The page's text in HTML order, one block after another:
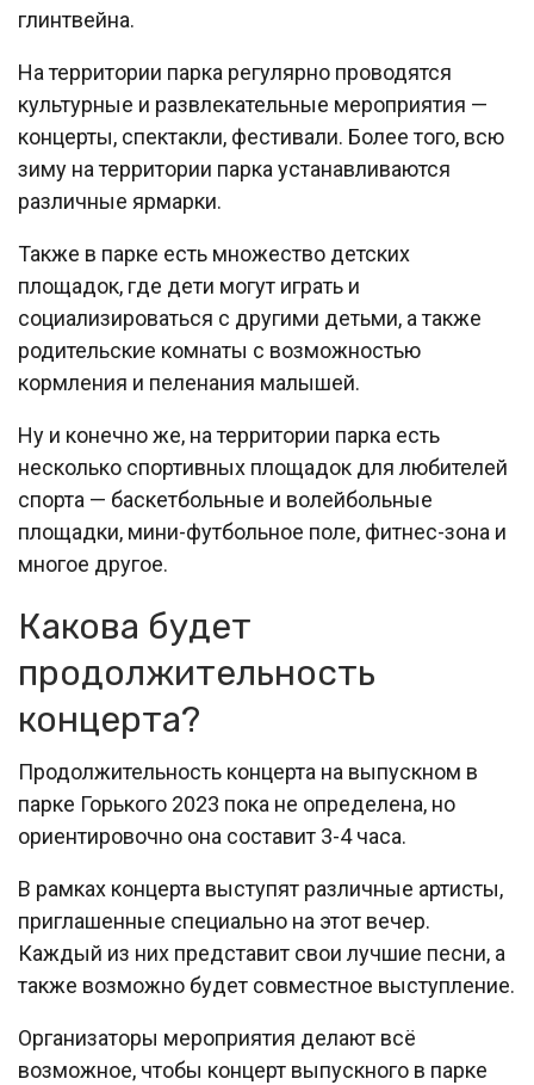
глинтвейна.
На территории парка регулярно проводятся
культурные и развлекательные мероприятия —
концерты, спектакли, фестивали. Более того, всю
зиму на территории парка устанавливаются
различные ярмарки.
Также в парке есть множество детских
площадок, где дети могут играть и
социализироваться с другими детьми, а также
родительские комнаты с возможностью
кормления и пеленания малышей.
Ну и конечно же, на территории парка есть
несколько спортивных площадок для любителей
спорта — баскетбольные и волейбольные
площадки, мини-футбольное поле, фитнес-зона и
многое другое.
Какова будет
продолжительность
концерта?
Продолжительность концерта на выпускном в
парке Горького 2023 пока не определена, но
ориентировочно она составит 3-4 часа.
В рамках концерта выступят различные артисты,
приглашенные специально на этот вечер.
Каждый из них представит свои лучшие песни, а
также возможно будет совместное выступление.
Организаторы мероприятия делают всё
возможное, чтобы концерт выпускного в парке